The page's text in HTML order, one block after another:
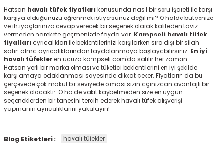
Hatsan havalı tüfek fiyatları konusunda nasıl bir soru işareti ile karşı
karşıya olduğunuzu öğrenmek istiyorsunuz değil mi? O halde bütçenize
ve ihtiyaçlarınıza cevap verecek bir seçenek olarak kaliteden taviz
vermeden harekete geçmenizde fayda var. Kampseti havalı tüfek
fiyatları ayrıcalıkları ile beklentilerinizi karşılarken sıra dışı bir silah
satın alma ayrıcalıklarından faydalanmaya başlayabilirsiniz. En iyi
havalı tüfekler en ucuza kampseti.com'da satılır her zaman.
Hatsan yerli bir marka olması ve tüketici beklentilerini en iyi şekilde
karşılamaya odaklanması sayesinde dikkat çeker. Fiyatların da bu
çerçevede çok makul bir seviyede olması sizin açınızdan avantajlı bir
seçenek olacaktır. O halde vakit kaybetmeden size en uygun
seçeneklerden bir tanesini tercih ederek havalı tüfek alışverişi
yapmanın ayrıcalıklarını yakalayın!
Blog Etiketleri : havalı tüfekler